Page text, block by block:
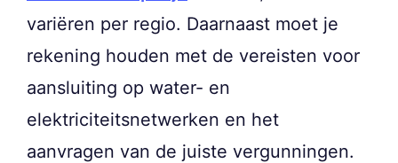
variëren per regio. Daarnaast moet je
rekening houden met de vereisten voor
aansluiting op water- en
elektriciteitsnetwerken en het
aanvragen van de juiste vergunningen.